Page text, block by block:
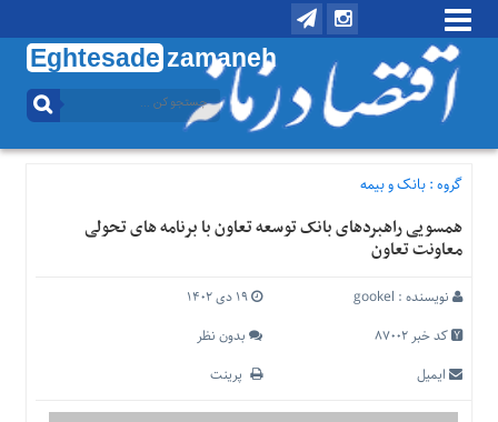
Eghtesade zamaneh
منوی
تماس
درباره
منوی
خانه
اقتصادی
اجتماعی
گروه :بانک و بیمه
همسویی راهبردهای بانک توسعه تعاون با برنامه های تحولی
معاونت تعاون
نویسنده : gookel
۱۹ دی ۱۴۰۲
کد خبر 87002
بدون نظر
ایمیل
پرینت